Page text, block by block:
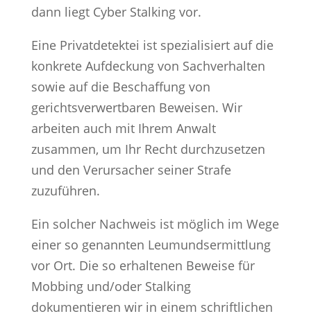
dann liegt Cyber Stalking vor.
Eine Privatdetektei ist spezialisiert auf die
konkrete Aufdeckung von Sachverhalten
sowie auf die Beschaffung von
gerichtsverwertbaren Beweisen. Wir
arbeiten auch mit Ihrem Anwalt
zusammen, um Ihr Recht durchzusetzen
und den Verursacher seiner Strafe
zuzuführen.
Ein solcher Nachweis ist möglich im Wege
einer so genannten Leumundsermittlung
vor Ort. Die so erhaltenen Beweise für
Mobbing und/oder Stalking
dokumentieren wir in einem schriftlichen